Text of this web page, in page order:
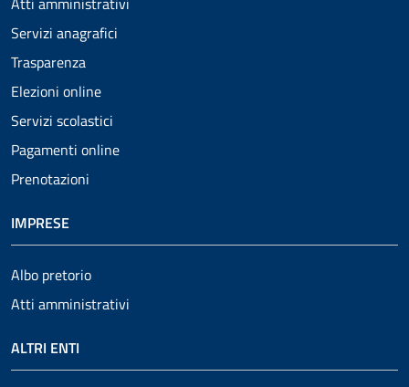
Servizi anagrafici
Trasparenza
Elezioni online
Servizi scolastici
Pagamenti online
Prenotazioni
IMPRESE
Albo pretorio
Atti amministrativi
ALTRI ENTI